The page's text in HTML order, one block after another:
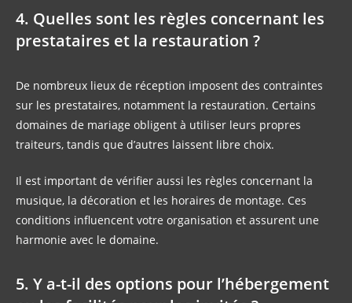
4. Quelles sont les règles concernant les
prestataires et la restauration ?
De nombreux lieux de réception imposent des contraintes
sur les prestataires, notamment la restauration. Certains
domaines de mariage obligent à utiliser leurs propres
traiteurs, tandis que d’autres laissent libre choix.
Il est important de vérifier aussi les règles concernant la
musique, la décoration et les horaires de montage. Ces
conditions influencent votre organisation et assurent une
harmonie avec le domaine.
5. Y a-t-il des options pour l’hébergement